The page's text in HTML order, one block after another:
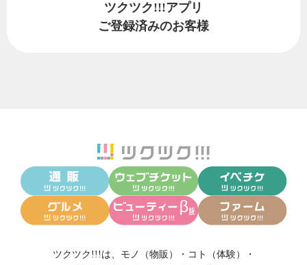
ツクツク!!!アプリ
ご登録済みのお客様
ツクツク!!!は、 モノ（物販） ・ コト（体験）
・